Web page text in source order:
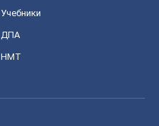
Учебники
ДПА
НМТ